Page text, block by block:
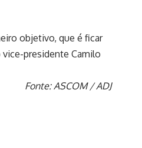
objetivo, que é ficar
presidente Camilo
Fonte: ASCOM / ADJ